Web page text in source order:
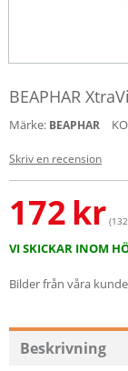
BEAPHAR
Märke: BEAPHAR
Skriv en recension
172kr
VI SKICKAR INOM
Bilder från våra
Beskrivning